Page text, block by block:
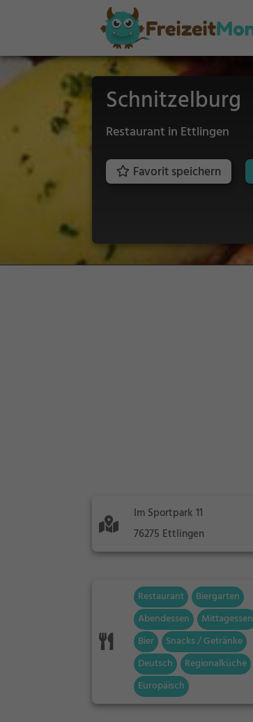
Schnitzelburg
Restaurant in Ettlingen
Favorit speichern
Im Sportpark 11
76275 Ettlingen
Restaurant
Biergarten
Abendessen
Mittagessen
Bier
Snacks / Getränke
Deutsch
Regionalküche
Europäisch